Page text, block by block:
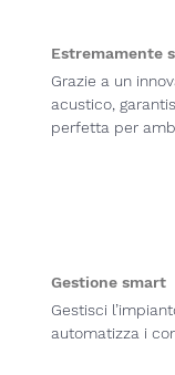
Estremamente
Grazie a un
acustico,
perfetta per
Gestione smart
Gestisci
automatizza i